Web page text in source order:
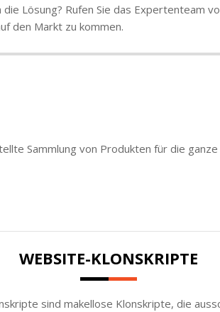
Lösung? Rufen Sie das Expertenteam
den Markt zu kommen.
Sammlung von Produkten für die ganze
WEBSITE-KLONSKRIPTE
sind makellose Klonskripte, die